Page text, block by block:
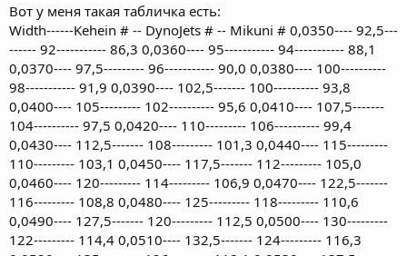
Вот у меня такая табличка есть:
Width------Kehein # -- DynoJets # -- Mikuni # 0,0350---- 92,5---
------ 92----------- 86,3 0,0360---- 95----------- 94----------- 88,1
0,0370---- 97,5--------- 96----------- 90,0 0,0380---- 100----------
98----------- 91,9 0,0390---- 102,5------- 100---------- 93,8
0,0400---- 105--------- 102---------- 95,6 0,0410---- 107,5-------
104---------- 97,5 0,0420---- 110--------- 106---------- 99,4
0,0430---- 112,5------- 108--------- 101,3 0,0440---- 115---------
110--------- 103,1 0,0450---- 117,5------- 112--------- 105,0
0,0460---- 120--------- 114--------- 106,9 0,0470---- 122,5-------
116--------- 108,8 0,0480---- 125--------- 118--------- 110,6
0,0490---- 127,5------- 120--------- 112,5 0,0500---- 130---------
122--------- 114,4 0,0510---- 132,5------- 124--------- 116,3